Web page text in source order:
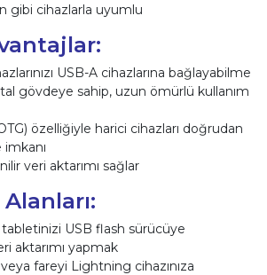
gibi cihazlarla uyumlu
USB-A cihazlarına bağlayabilme
gövdeye sahip, uzun ömürlü kullanım
özelliğiyle harici cihazları doğrudan
veri aktarımı sağlar
USB flash sürücüye
aktarımı yapmak
fareyi Lightning cihazınıza